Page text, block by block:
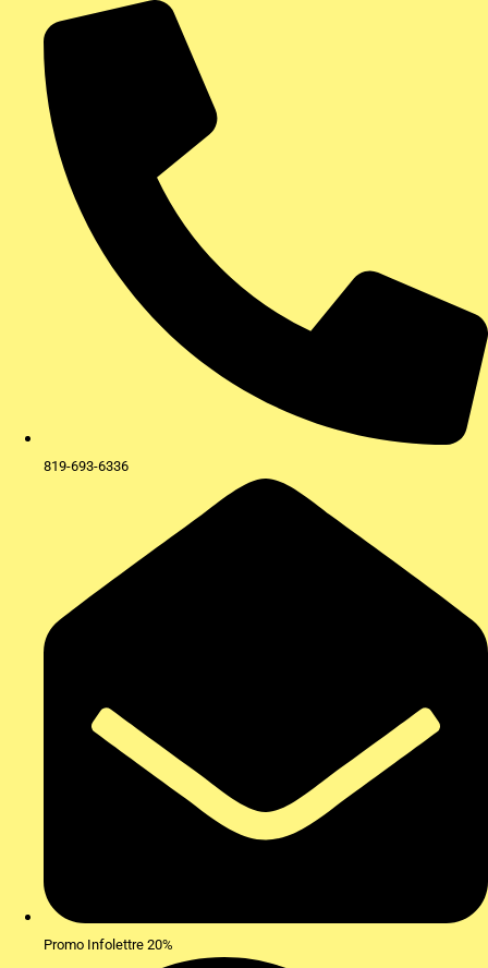
contenu
819-693-6336
Promo Infolettre 20%